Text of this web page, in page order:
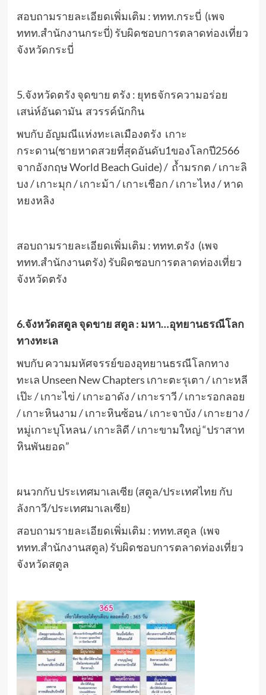
สอบถามรายละเอียดเพิ่มเติม : ททท.กระบี่ (เพจ
ททท.สำนักงานกระบี่) รับผิดชอบการตลาดท่องเที่ยว
จังหวัดกระบี่
5.จังหวัดตรัง จุดขาย ตรัง : ยุทธจักรความอร่อย
เสน่ห์อันดามัน สวรรค์นักกิน
พบกับ อัญมณีแห่งทะเลเมืองตรัง เกาะ
กระดาน(ชายหาดสวยที่สุดอันดับ1ของโลกปี2566
จากอังกฤษ World Beach Guide) / ถ้ำมรกต / เกาะลิ
บง / เกาะมุก / เกาะม้า / เกาะเชือก / เกาะไหง / หาด
หยงหลิง
สอบถามรายละเอียดเพิ่มเติม : ททท.ตรัง (เพจ
ททท.สำนักงานตรัง) รับผิดชอบการตลาดท่องเที่ยว
จังหวัดตรัง
6.จังหวัดสตูล จุดขาย สตูล : มหา…อุทยานธรณีโลก
ทางทะเล
พบกับ ความมหัศจรรย์ของอุทยานธรณีโลกทาง
ทะเล Unseen New Chapters เกาะตะรุเตา / เกาะหลี
เป๊ะ / เกาะไข่ / เกาะอาดัง / เกาะราวี / เกาะรอกลอย
/ เกาะหินงาม / เกาะหินซ้อน / เกาะจาบัง / เกาะยาง /
หมู่เกาะบุโหลน / เกาะลิดี / เกาะขามใหญ่ “ปราสาท
หินพันยอด”
ผนวกกับ ประเทศมาเลเซีย (สตูล/ประเทศไทย กับ
ลังกาวี/ประเทศมาเลเซีย)
สอบถามรายละเอียดเพิ่มเติม : ททท.สตูล (เพจ
ททท.สำนักงานสตูล) รับผิดชอบการตลาดท่องเที่ยว
จังหวัดสตูล